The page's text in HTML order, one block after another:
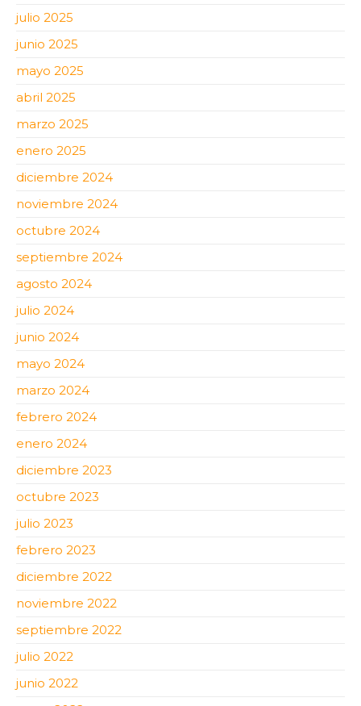
julio 2025
junio 2025
mayo 2025
abril 2025
marzo 2025
enero 2025
diciembre 2024
noviembre 2024
octubre 2024
septiembre 2024
agosto 2024
julio 2024
junio 2024
mayo 2024
marzo 2024
febrero 2024
enero 2024
diciembre 2023
octubre 2023
julio 2023
febrero 2023
diciembre 2022
noviembre 2022
septiembre 2022
julio 2022
junio 2022